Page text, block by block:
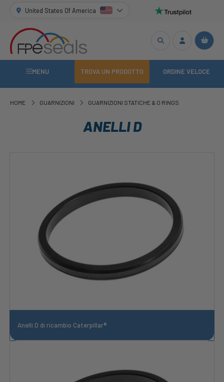
United States Of America
MENU TROVA UN PRODOTTO ORDINE VELOCE
HOME GUARNIZIONI GUARNIZIONI STATICHE & O RINGS
ANELLI D
Anelli D di ricambio Caterpillar®